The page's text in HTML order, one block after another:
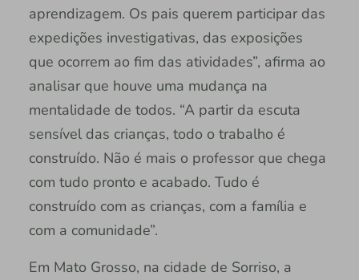
aprendizagem. Os pais querem participar das
expedições investigativas, das exposições
que ocorrem ao fim das atividades”, afirma ao
analisar que houve uma mudança na
mentalidade de todos. “A partir da escuta
sensível das crianças, todo o trabalho é
construído. Não é mais o professor que chega
com tudo pronto e acabado. Tudo é
construído com as crianças, com a família e
com a comunidade”.
Em Mato Grosso, na cidade de Sorriso, a